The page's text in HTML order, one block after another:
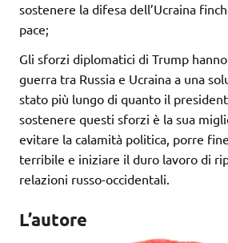
sostenere la difesa dell’Ucraina
pace;
Gli sforzi diplomatici di Trump
guerra tra Russia e Ucraina a una
stato più lungo di quanto il
sostenere questi sforzi è la sua
evitare la calamità politica, porre
terribile e iniziare il duro lavoro di
relazioni russo-occidentali.
L’autore